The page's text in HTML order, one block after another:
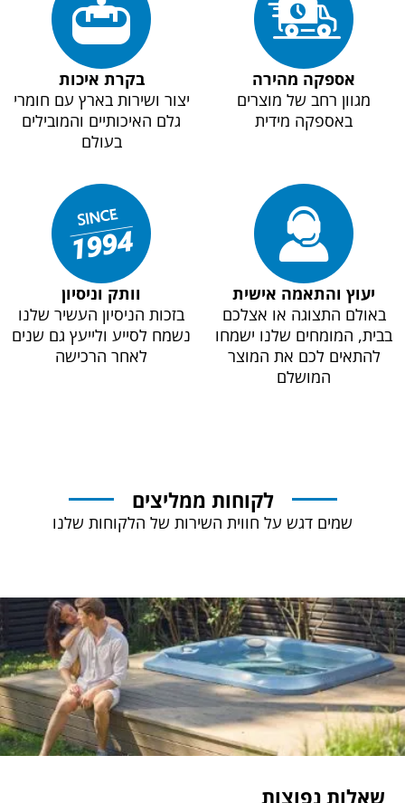
אספקה מהירה
מגוון רחב של מוצרים
באספקה מידית
בקרת איכות
יצור ושירות בארץ עם חומרי
גלם האיכותיים והמובילים
בעולם
יעוץ והתאמה אישית
באולם התצוגה או אצלכם
בבית, המומחים שלנו ישמחו
להתאים לכם את המוצר
המושלם
וותק וניסיון
בזכות הניסיון העשיר שלנו
נשמח לסייע ולייעץ גם שנים
לאחר הרכישה
לקוחות ממליצים
שמים דגש על חווית השירות של הלקוחות שלנו
שאלות נפוצות